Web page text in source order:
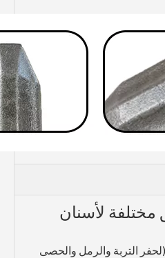
مختلفة لأسنان
(لحفر التربة والرمل والحصى